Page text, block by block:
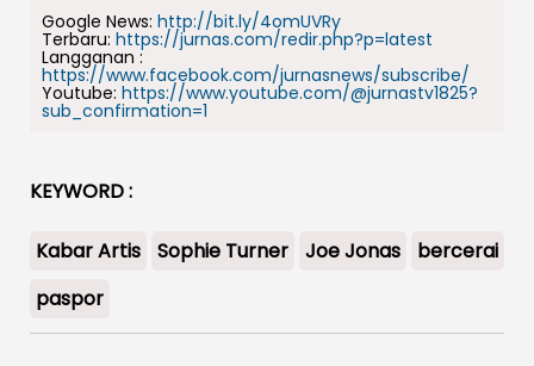
Google News: http://bit.ly/4omUVRy
Terbaru: https://jurnas.com/redir.php?p=latest
Langganan :
https://www.facebook.com/jurnasnews/subscribe/
Youtube: https://www.youtube.com/@jurnastv1825?
sub_confirmation=1
KEYWORD :
Kabar Artis Sophie Turner Joe Jonas
bercerai
paspor